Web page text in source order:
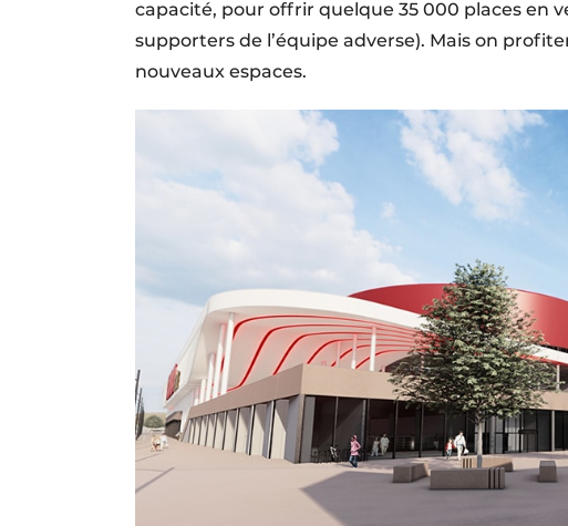
capacité, pour offrir quelque 35 000 places en
supporters de l’équipe adverse). Mais on
nouveaux espaces.